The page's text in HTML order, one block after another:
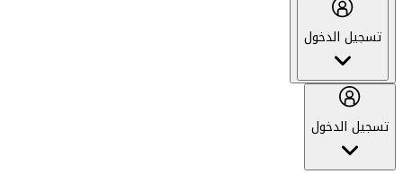
تسجيل الدخول
تسجيل الدخول